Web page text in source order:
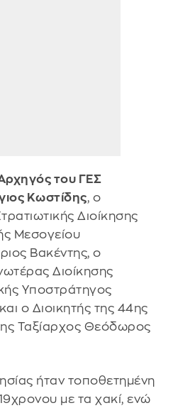
του ΓΕΣ
Κωστίδης, ο
Διοίκησης
Μεσογείου
Βακέντης, ο
Διοίκησης
Υποστράτηγος
ο Διοικητής της 44ης
Ταξίαρχος Θεόδωρος
ήταν τοποθετημένη
με τα χακί, ενώ